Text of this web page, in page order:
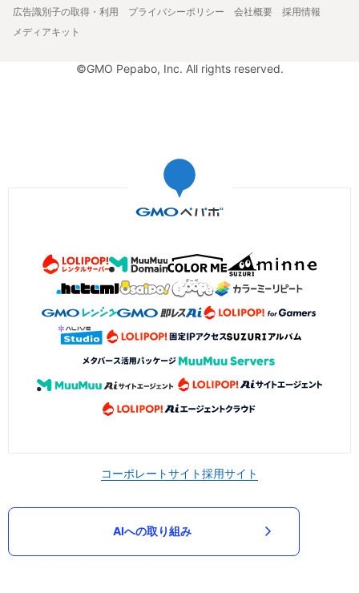
広告識別子の取得・利用
プライバシーポリシー 会社概要
採用情報
メディアキット
©GMO Pepabo, Inc. All rights reserved.
コーポレートサイト採用サイト
AIへの取り組み